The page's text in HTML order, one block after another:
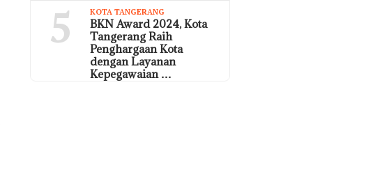
5 KOTA TANGERANG
BKN Award 2024, Kota
Tangerang Raih
Penghargaan Kota
dengan Layanan
Kepegawaian …